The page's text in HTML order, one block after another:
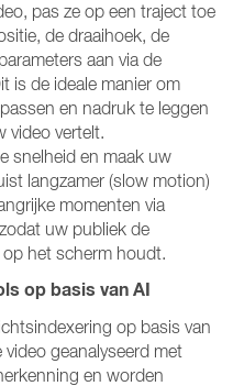
pas ze op een traject toe
de draaihoek, de
aan via de
is de ideale manier om
en nadruk te leggen
video vertelt.
snelheid en maak uw
langzamer (slow motion)
momenten via
uw publiek de
het scherm houdt.
op basis van AI
op basis van
geanalyseerd met
en worden